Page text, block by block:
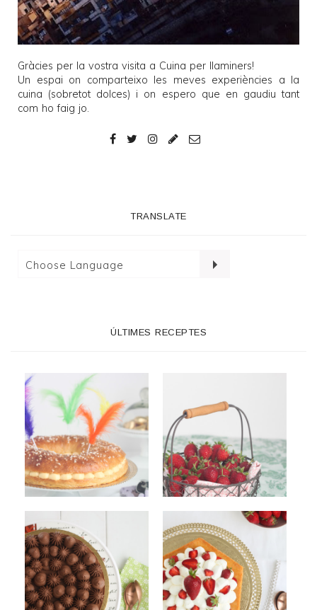
Gràcies per la vostra visita a Cuina per llaminers!
Un espai on comparteixo les meves experiències a la
cuina (sobretot dolces) i on espero que en gaudiu tant
com ho faig jo.
TRANSLATE
ÚLTIMES RECEPTES